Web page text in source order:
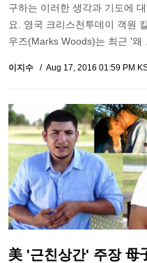
구하는 이러한 생각과 기도에
요. 영국 크리스천투데이 객원
우즈(Marks Woods)는 최근 '왜
이지수 Aug 17, 2016 01:59 PM
美 '근친상간' 주장 母